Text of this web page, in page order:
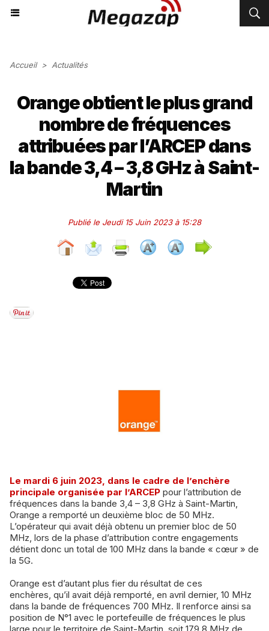
Accueil > Actualités
Orange obtient le plus grand
nombre de fréquences
attribuées par l’ARCEP dans
la bande 3,4 – 3,8 GHz à Saint-
Martin
Publié le Jeudi 15 Juin 2023 à 15:28
Le mardi 6 juin 2023, dans le cadre de l’enchère
principale organisée par l’ARCEP pour l’attribution de
fréquences dans la bande 3,4 – 3,8 GHz à Saint-Martin,
Orange a remporté un deuxième bloc de 50 MHz.
L’opérateur qui avait déjà obtenu un premier bloc de 50
MHz, lors de la phase d’attribution contre engagements
détient donc un total de 100 MHz dans la bande « cœur » de
la 5G.
Orange est d’autant plus fier du résultat de ces
enchères, qu’il avait déjà remporté, en avril dernier, 10 MHz
dans la bande de fréquences 700 MHz. Il renforce ainsi sa
position de N°1 avec le portefeuille de fréquences le plus